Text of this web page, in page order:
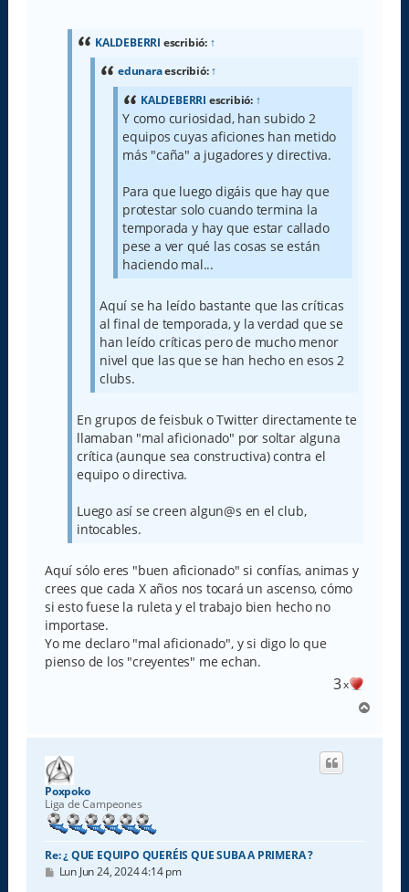
KALDEBERRI escribió: ↑
edunaraescribió:↑
KALDEBERRI escribió: ↑
Y como curiosidad, han subido 2
equipos cuyas aficiones han metido
más "caña" a jugadores y directiva.
Para que luego digáis que hay que
protestar solo cuando termina la
temporada y hay que estar callado
pese a ver qué las cosas se están
haciendo mal...
Aquí se ha leído bastante que las críticas
al final de temporada, y la verdad que se
han leído críticas pero de mucho menor
nivel que las que se han hecho en esos 2
clubs.
En grupos de feisbuk o Twitter directamente te
llamaban "mal aficionado" por soltar alguna
crítica (aunque sea constructiva) contra el
equipo o directiva.
Luego así se creen algun@s en el club,
intocables.
Aquí sólo eres "buen aficionado" si confías, animas y
crees que cada X años nos tocará un ascenso, cómo
si esto fuese la ruleta y el trabajo bien hecho no
importase.
Yo me declaro "mal aficionado", y si digo lo que
pienso de los "creyentes" me echan.
3x
r
Poxpoko
Liga de Campeones
Re: ¿ QUE EQUIPO QUERÉIS QUE SUBA A PRIMERA ?
M
Lun Jun 24, 2024 4:14 pm